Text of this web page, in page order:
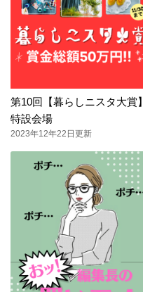
第10回【暮らしニスタ大賞】
特設会場
2023年12年22日更新